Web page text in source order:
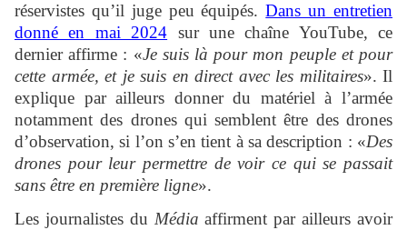
réservistes qu’il juge peu équipés.Dans un entretien
donné en mai 2024 sur une chaîne YouTube, ce
dernier affirme : «Je suis là pour mon peuple et pour
cette armée, et je suis en direct avec les militaires». Il
explique par ailleurs donner du matériel à l’armée
notamment des drones qui semblent être des drones
d’observation, si l’on s’en tient à sa description : «Des
drones pour leur permettre de voir ce qui se passait
sans être en première ligne».
Les journalistes du Média affirment par ailleurs avoir